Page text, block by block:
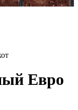
Евро